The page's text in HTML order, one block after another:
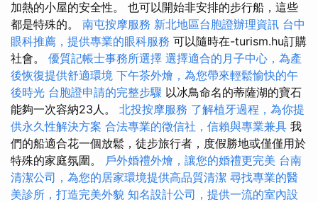
加熱的小屋的安全性。 也可以開始非安排的步行船，這些
都是特殊的。 南屯按摩服務 新北地區台胞證辦理資訊 台中
眼科推薦，提供專業的眼科服務 可以隨時在-turism.hu訂購
社會。 優質記帳士事務所選擇 選擇適合的月子中心，為產
後恢復提供舒適環境 下午茶外燴，為您帶來輕鬆愉快的午
後時光 台胞證申請的完整步驟 以冰鳥命名的蒂薩湖的寶石
能夠一次容納23人。 北投按摩服務 了解植牙過程，為你提
供永久性解決方案 合法專業的徵信社，信賴與專業兼具 我
們的船適合花一個放鬆，徒步旅行者，度假勝地或僅僅用於
特殊的家庭氛圍。 戶外婚禮外燴，讓您的婚禮更完美 台南
清潔公司，為您的居家環境提供高品質清潔 尋找專業的醫
美診所，打造完美外貌 知名設計公司，提供一流的室內設